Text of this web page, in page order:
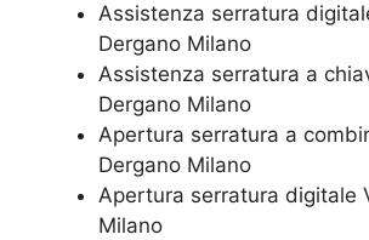
Assistenza serratura
Dergano Milano
Assistenza serratura ​a
Dergano Milano
​Apertura serratura​ ​a
Dergano Milano
Apertura serratura​ ​digitale
Milano